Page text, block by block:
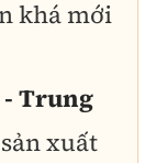
khá mới
Trung
xuất